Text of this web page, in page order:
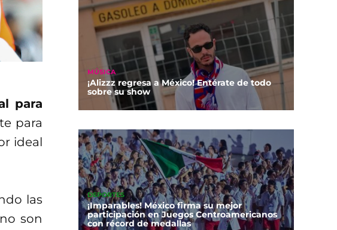
para
para
ideal
las
son
MÚSICA
¡Alizzz regresa a México! Entérate de todo
sobre su show
DEPORTES
¡Imparables! México firma su mejor
participación en Juegos Centroamericanos
con récord de medallas